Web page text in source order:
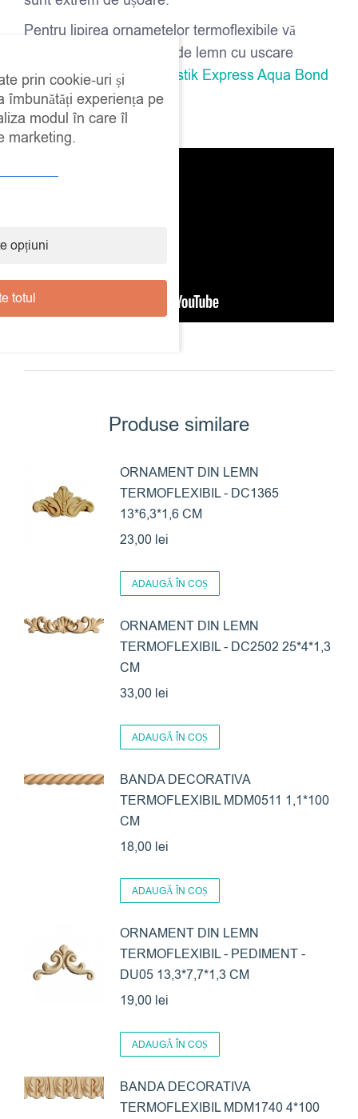
Pentru lipirea ornametelor termoflexibile vă
recomandăm un adeziv de lemn cu uscare
rapida, de exemplu
Neostik Express Aqua Bond
Marime: 6,5*14*2 cm
Ambalaj: 1 buc
Produse similare
ORNAMENT DIN LEMN
TERMOFLEXIBIL - DC1365
13*6,3*1,6 CM
23,00 lei
ADAUGĂ ÎN COȘ
ORNAMENT DIN LEMN
TERMOFLEXIBIL - DC2502 25*4*1,3
CM
33,00 lei
ADAUGĂ ÎN COȘ
BANDA DECORATIVA
TERMOFLEXIBIL MDM0511 1,1*100
CM
18,00 lei
ADAUGĂ ÎN COȘ
ORNAMENT DIN LEMN
TERMOFLEXIBIL - PEDIMENT -
DU05 13,3*7,7*1,3 CM
19,00 lei
ADAUGĂ ÎN COȘ
BANDA DECORATIVA
TERMOFLEXIBIL MDM1740 4*100
prin cookie-uri și
îmbunătăți experiența pe
modul în care îl
marketing.
opțiuni
totul